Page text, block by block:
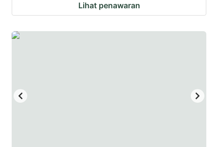
Lihat penawaran